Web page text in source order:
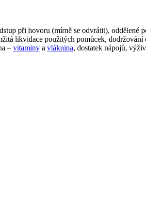
při hovoru (mírně se odvrátit), oddělené
likvidace použitých pomůcek, dodržování
– vitaminy a vláknina, dostatek nápojů,